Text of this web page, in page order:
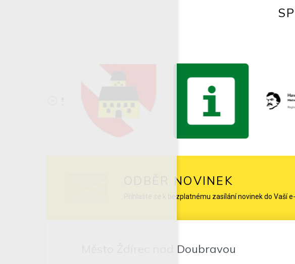
ODBĚR NOVINEK
Přihlašte se k bezplatnému zasílání novinek do Vaší
Město Ždírec nad Doubravou